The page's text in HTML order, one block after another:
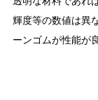
輝度等の数値は異
ーンゴムが性能が